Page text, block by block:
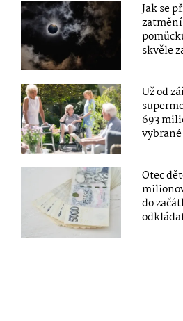
Jak se
skvěle
Už od
693
Otec
do